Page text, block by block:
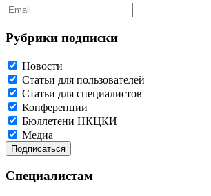
Рубрики подписки
Новости
Статьи для пользователей
Статьи для специалистов
Конференции
Бюллетени НКЦКИ
Медиа
Специалистам